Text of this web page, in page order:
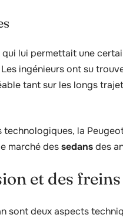
lui permettait une
ingénieurs ont su
tant sur les longs
la
marché dessedansdes
et des freins
sont deux aspects